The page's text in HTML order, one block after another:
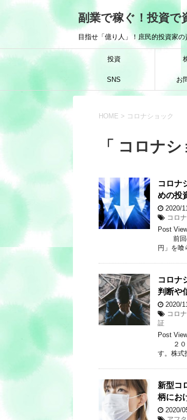
副業で稼ぐ！投資で
目指せ「億り人」！庶民的投資家
投資
SNS お
HOME > コロナショック
「 コロナ
コロナ
めの投
2020/
コロ
Post
前回の
円」を
コロナ
判断や
2020/
コロ
証
Post
２０２
す。株
新型コ
柄にお
2020/